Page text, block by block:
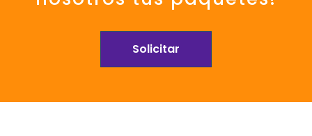
Solicitar